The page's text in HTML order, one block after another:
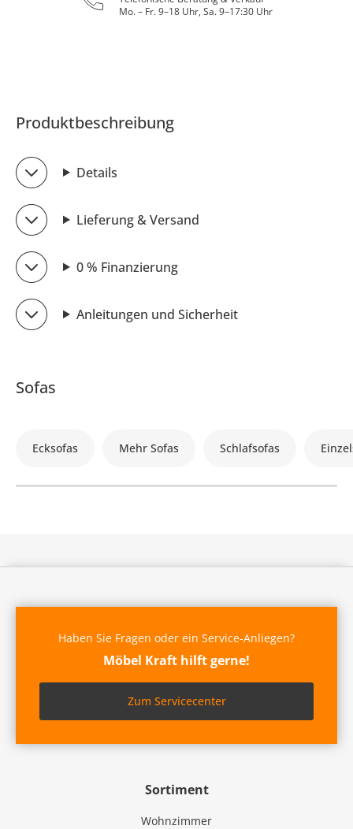
Mo. – Fr. 9–18 Uhr, Sa. 9–17:30 Uhr
Produktbeschreibung
Details
Lieferung & Versand
0 % Finanzierung
Anleitungen und Sicherheit
Sofas
Ecksofas Mehr Sofas Schlafsofas
Sortiment
Wohnzimmer
Haben Sie Fragen oder ein Service-Anliegen?
Möbel Kraft hilft gerne!
Zum Servicecenter